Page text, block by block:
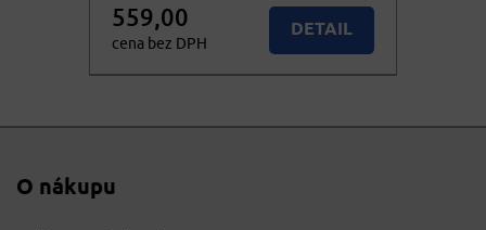
559,00
cena bez DPH
DETAIL
KOUPIT
O nákupu